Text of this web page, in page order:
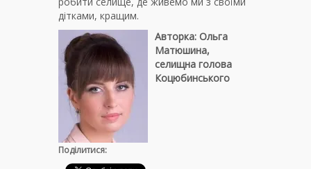
дітками, кращим.
Авторка: Ольга
Матюшина,
селищна голова
Коцюбинського
Поділитися: